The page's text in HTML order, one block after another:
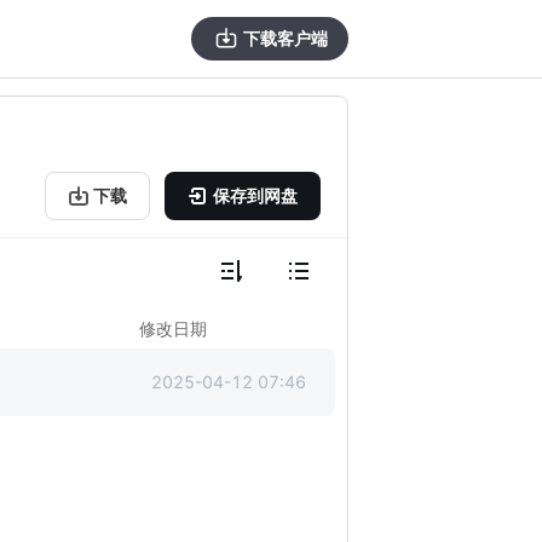
下载客户端
下载 保存到网盘
修改日期
2025-04-12 07:46